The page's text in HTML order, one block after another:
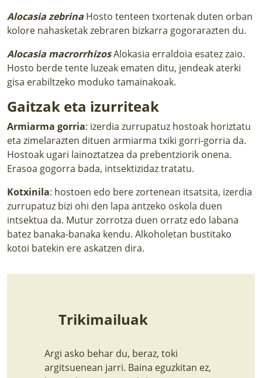
Alocasia zebrina Hosto tenteen txortenak duten orban
kolore nahasketak zebraren bizkarra gogorarazten du.
Alocasia macrorrhizosAlokasia erraldoia esatez zaio.
Hosto berde tente luzeak ematen ditu, jendeak aterki
gisa erabiltzeko moduko tamainakoak.
Gaitzak eta izurriteak
Armiarma gorria: izerdia zurrupatuz hostoak horiztatu
eta zimelarazten dituen armiarma txiki gorri-gorria da.
Hostoak ugari lainoztatzea da prebentziorik onena.
Erasoa gogorra bada, intsektizidaz tratatu.
Kotxinila: hostoen edo bere zortenean itsatsita, izerdia
zurrupatuz bizi ohi den lapa antzeko oskola duen
intsektua da. Mutur zorrotza duen orratz edo labana
batez banaka-banaka kendu. Alkoholetan bustitako
kotoi batekin ere askatzen dira.
Trikimailuak
Argi asko behar du, beraz, toki
argitsuenean jarri. Baina eguzkitan ez,